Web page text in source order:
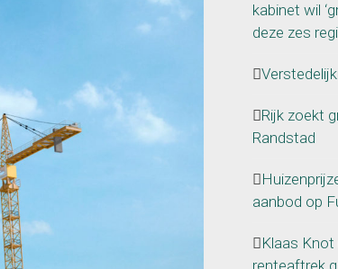
kabinet wil
deze zes
Rijk zoekt
Randstad
aanbod op
Klaas